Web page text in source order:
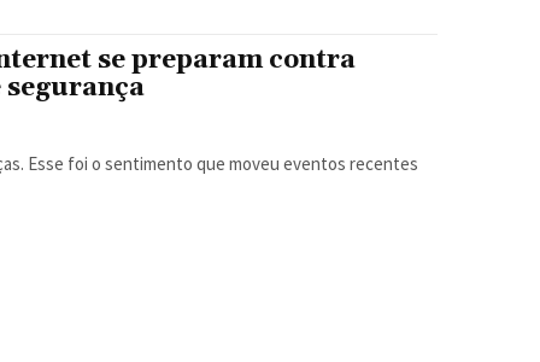
se preparam contra
segurança
Esse foi o sentimento que moveu eventos recentes